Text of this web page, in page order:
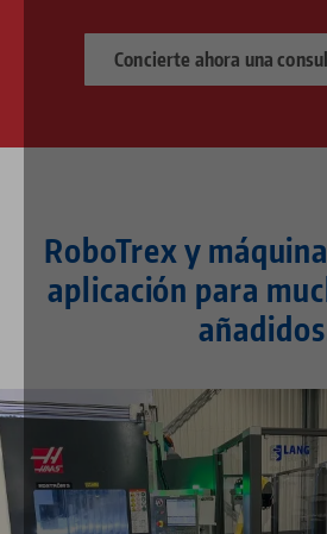
Concierte ahora una
RoboTrex y
aplicación para